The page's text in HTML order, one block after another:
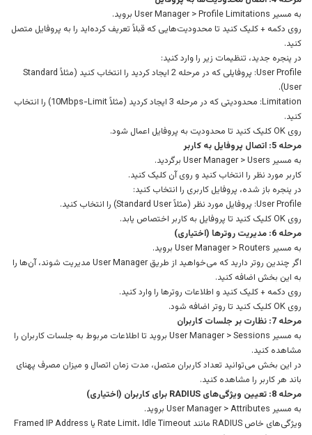
به مسیر User Manager > Profile Limitations بروید.
روی دکمه + کلیک کنید تا محدودیت‌هایی که قبلاً تعریف کرده‌اید را به پروفایل متصل
کنید.
در پنجره جدید، تنظیمات زیر را وارد کنید:
User Profile: پروفایلی که در مرحله 2 ایجاد کردید را انتخاب کنید (مثلاً Standard
User).
Limitation: محدودیتی که در مرحله 3 ایجاد کردید (مثلاً 10Mbps-Limit) را انتخاب
کنید.
روی OK کلیک کنید تا محدودیت به پروفایل اعمال شود.
مرحله 5: اتصال پروفایل به کاربر
به مسیر User Manager > Users برگردید.
کاربر مورد نظر را انتخاب کنید و روی آن کلیک کنید.
در پنجره باز شده، پروفایل کاربری را انتخاب کنید:
User Profile: پروفایل مورد نظر (مثلاً Standard User) را انتخاب کنید.
روی OK کلیک کنید تا پروفایل به کاربر اختصاص یابد.
مرحله 6: مدیریت روترها (اختیاری)
به مسیر User Manager > Routers بروید.
اگر چندین روتر دارید که می‌خواهید از طریق User Manager مدیریت شوند، آن‌ها را
به این بخش اضافه کنید.
روی دکمه + کلیک کنید و اطلاعات روترها را وارد کنید.
روی OK کلیک کنید تا روتر اضافه شود.
مرحله 7: نظارت بر جلسات کاربران
به مسیر User Manager > Sessions بروید تا اطلاعات مربوط به جلسات کاربران را
مشاهده کنید.
در این بخش می‌توانید تعداد کاربران متصل، مدت زمان اتصال و میزان مصرف پهنای
باند هر کاربر را مشاهده کنید.
مرحله 8: تعیین ویژگی‌های RADIUS برای کاربران (اختیاری)
به مسیر User Manager > Attributes بروید.
ویژگی‌های خاص RADIUS مانند Rate Limit، Idle Timeout یا Framed IP Address